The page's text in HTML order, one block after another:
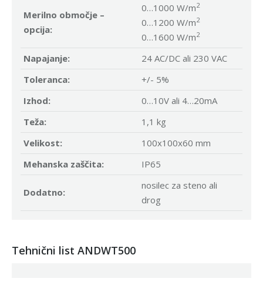
Merilno območje –
opcija:
0…1000 W/m2
0…1200 W/m2
0…1600 W/m2
Napajanje:
24 AC/DC ali 230 VAC
Toleranca:
+/- 5%
Izhod:
0…10V ali 4…20mA
Teža:
1,1 kg
Velikost:
100x100x60 mm
Mehanska zaščita:
IP65
Dodatno:
nosilec za steno ali
drog
Tehnični list ANDWT500